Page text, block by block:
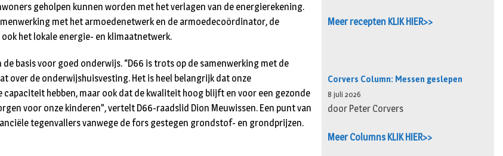
geholpen kunnen worden met het verlagen van de energierekening.
met het armoedenetwerk en de armoedecoördinator, de
het lokale energie- en klimaatnetwerk.
basis voor goed onderwijs. “D66 is trots op de samenwerking met de
over de onderwijshuisvesting. Het is heel belangrijk dat onze
hebben, maar ook dat de kwaliteit hoog blijft en voor een gezonde
voor onze kinderen”, vertelt D66-raadslid Dion Meuwissen. Een punt van
tegenvallers vanwege de fors gestegen grondstof- en grondprijzen.
Meer recepten KLIK HIER>>
Corvers Column: Messen geslepen
8 juli 2026
door Peter Corvers
Meer Columns KLIK HIER>>